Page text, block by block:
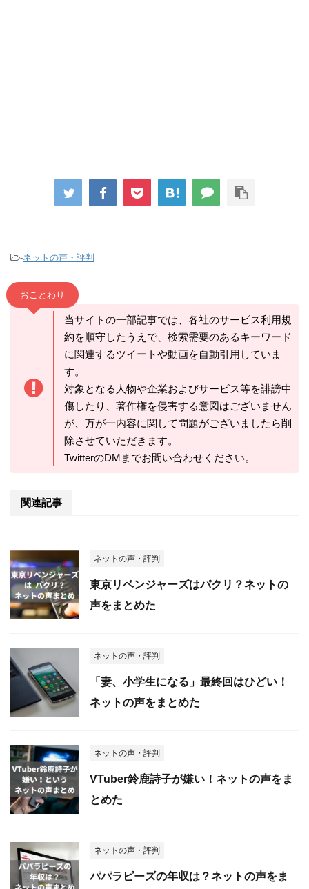
-ネットの声・評判
おことわり
当サイトの一部記事では、各社のサービス利用規
約を順守したうえで、検索需要のあるキーワード
に関連するツイートや動画を自動引用していま
す。
対象となる人物や企業およびサービス等を誹謗中
傷したり、著作権を侵害する意図はございません
が、万が一内容に関して問題がございましたら削
除させていただきます。
TwitterのDMまでお問い合わせください。
関連記事
ネットの声・評判
東京リベンジャーズはパクリ？ネットの
声をまとめた
ネットの声・評判
「妻、小学生になる」最終回はひどい！
ネットの声をまとめた
ネットの声・評判
VTuber鈴鹿詩子が嫌い！ネットの声をま
とめた
ネットの声・評判
パパラピーズの年収は？ネットの声をま